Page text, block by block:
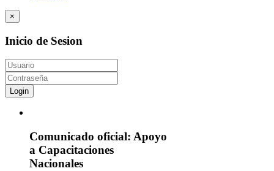
×
Inicio de Sesion
Login
Comunicado oficial: Apoyo
a Capacitaciones
Nacionales